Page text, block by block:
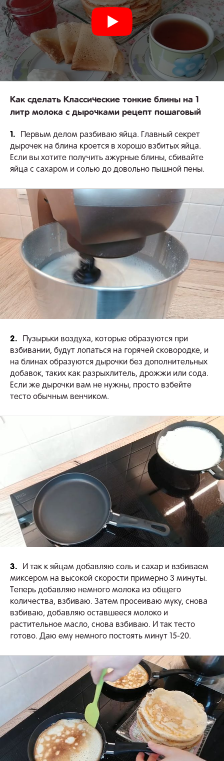
Как сделать Классические тонкие блины на 1
литр молока с дырочками рецепт пошаговый
1.
Первым делом разбиваю яйца. Главный секрет
дырочек на блина кроется в хорошо взбитых яйца.
Если вы хотите получить ажурные блины, сбивайте
яйца с сахаром и солью до довольно пышной пены.
2.
Пузырьки воздуха, которые образуются при
взбивании, будут лопаться на горячей сковородке, и
на блинах образуются дырочки без дополнительных
добавок, таких как разрыхлитель, дрожжи или сода.
Если же дырочки вам не нужны, просто взбейте
тесто обычным венчиком.
3.
И так к яйцам добавляю соль и сахар и взбиваем
миксером на высокой скорости примерно 3 минуты.
Теперь добавляю немного молока из общего
количества, взбиваю. Затем просеиваю муку, снова
взбиваю, добавляю оставшееся молоко и
растительное масло, снова взбиваю. И так тесто
готово. Даю ему немного постоять минут 15-20.